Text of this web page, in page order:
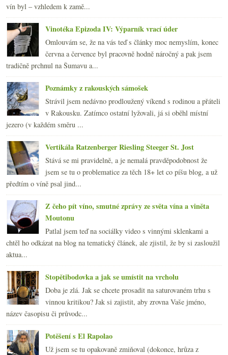
vín byl – vzhledem k zamě...
Vinotéka Epizoda IV: Výparník vrací úder
Omlouvám se, že na vás teď s články moc nemyslím, konec
června a července byl pracovně hodně náročný a pak jsem
tradičně prchnul na Šumavu a...
Poznámky z rakouských sámošek
Strávil jsem nedávno prodloužený víkend s rodinou a přáteli
v Rakousku. Zatímco ostatní lyžovali, já si oběhl místní
jezero (v každém směru ...
Vertikála Ratzenberger Riesling Steeger St. Jost
Stává se mi pravidelně, a je nemalá pravděpodobnost že
jsem se tu o problematice za těch 18+ let co píšu blog, a už
předtím o víně psal jind...
Z čeho pít víno, smutné zprávy ze světa vína a viněta
Moutonu
Patlal jsem teď na sociálky video s vinnými sklenkami a
chtěl ho odkázat na blog na tematický článek, ale zjistil, že by si zasloužil
aktua...
Stopětibodovka a jak se umístit na vrcholu
Doba je zlá. Jak se chcete prosadit na saturovaném trhu s
vinnou kritikou? Jak si zajistit, aby zrovna Vaše jméno,
název časopisu či průvodc...
Potěšení s El Rapolao
Už jsem se tu opakovaně zmiňoval (dokonce, hrůza z